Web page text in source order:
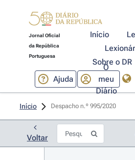
Jornal Oficial
da República
Portuguesa
Início
Sobre o DR
Ajuda
O
meu
Diário
Início Despacho n.º 995/2020
Voltar